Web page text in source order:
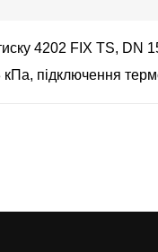
4202 FIX ТS, DN
підключення